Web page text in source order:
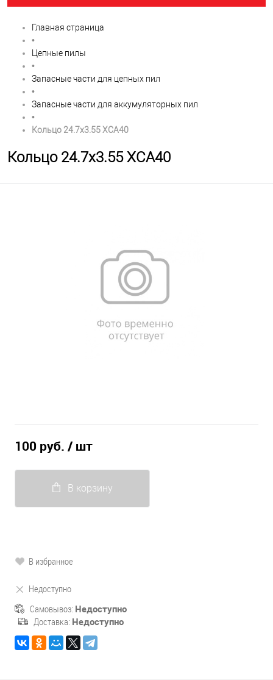
Главная страница
•
Цепные пилы
•
Запасные части для цепных пил
•
Запасные части для аккумуляторных пил
•
Кольцо 24.7х3.55 XCA40
Кольцо 24.7х3.55 XCA40
100 руб. / шт
В корзину
В избранное
Недоступно
Самовывоз: Недоступно
Доставка: Недоступно